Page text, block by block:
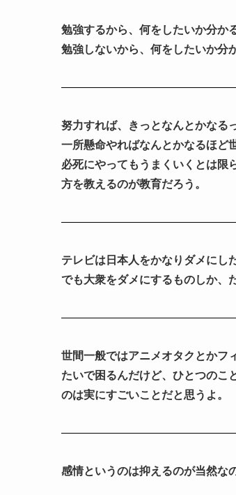
勉強するから、何をしたいか分かる
勉強しないから、何をしたいか分
努力すれば、きっとなんとかなる
一所懸命やればなんとかなるほど
必死にやってもうまくいくとは限
方を教えるのが教育だろう。
テレビは日本人をかなりダメにし
でも大衆をダメにするものしか、
世間一般ではアニメオタクとかフ
たいで困るんだけど、ひとつのこ
のは実にすごいことだと思うよ。
感情というのは抑えるのが当然な